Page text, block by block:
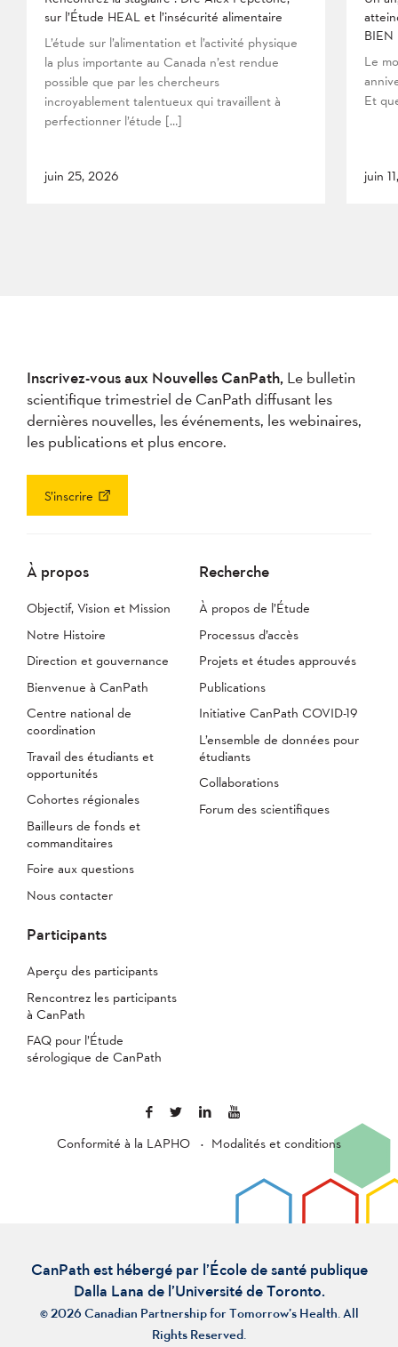
sur l’Étude HEAL et l’insécurité alimentaire
L’étude sur l’alimentation et l’activité physique
la plus importante au Canada n’est rendue
possible que par les chercheurs
incroyablement talentueux qui travaillent à
perfectionner l’étude […]
juin 25, 2026
BIEN
Le
Et
juin
Inscrivez-vous aux Nouvelles CanPath, Le bulletin
scientifique trimestriel de CanPath diffusant les
dernières nouvelles, les événements, les webinaires,
les publications et plus encore.
S’inscrire
À propos
Objectif, Vision et Mission
Notre Histoire
Direction et gouvernance
Bienvenue à CanPath
Centre national de
coordination
Travail des étudiants et
opportunités
Cohortes régionales
Bailleurs de fonds et
commanditaires
Foire aux questions
Nous contacter
Recherche
À propos de l’Étude
Processus d’accès
Projets et études approuvés
Publications
Initiative CanPath COVID-19
L’ensemble de données pour
étudiants
Collaborations
Forum des scientifiques
Participants
Aperçu des participants
Rencontrez les participants
à CanPath
FAQ pour l’Étude
sérologique de CanPath
Conformité à la LAPHO Modalités et conditions
CanPath est hébergé par l’École de santé publique
Dalla Lana de l’Université de Toronto.
© 2026 Canadian Partnership for Tomorrow’s Health. All
Rights Reserved.